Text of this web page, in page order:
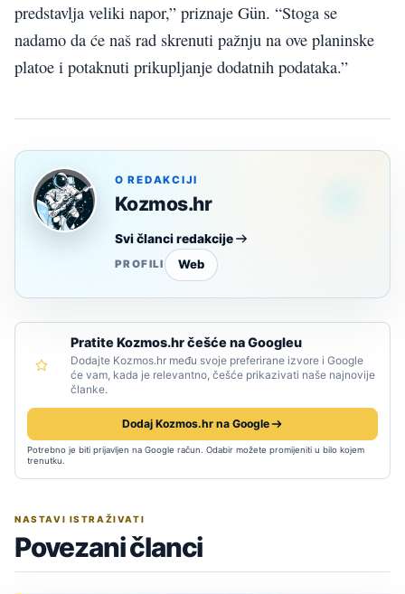
predstavlja veliki napor,” priznaje Gün. “Stoga se
nadamo da će naš rad skrenuti pažnju na ove planinske
platoe i potaknuti prikupljanje dodatnih podataka.”
O REDAKCIJI
Kozmos.hr
Svi članci redakcije
PROFILI Web
Pratite Kozmos.hr češće na Googleu
Dodajte Kozmos.hr među svoje preferirane izvore i Google
će vam, kada je relevantno, češće prikazivati naše najnovije
članke.
Dodaj Kozmos.hr na Google
Potrebno je biti prijavljen na Google račun. Odabir možete promijeniti u bilo kojem
trenutku.
NASTAVI ISTRAŽIVATI
Povezani članci